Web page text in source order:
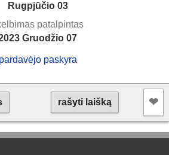
Rugpjūčio 03
patalpintas
Gruodžio 07
pardavėjo paskyra
rašyti laišką ❤︎